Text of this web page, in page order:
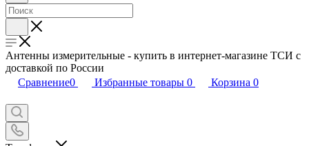
Антенны измерительные - купить в интернет-магазине ТСИ с
доставкой по России
Сравнение0 Избранные товары 0 Корзина 0